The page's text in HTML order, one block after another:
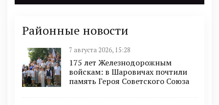
Районные новости
7 августа 2026, 15:28
175 лет Железнодорожным
войскам: в Шаровичах почтили
память Героя Советского Союза